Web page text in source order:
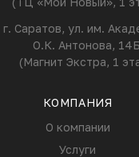
г. Саратов, ул. им.
О.К. Антонова, 14Б
(Магнит Экстра, 1
КОМПАНИЯ
О компании
Услуги